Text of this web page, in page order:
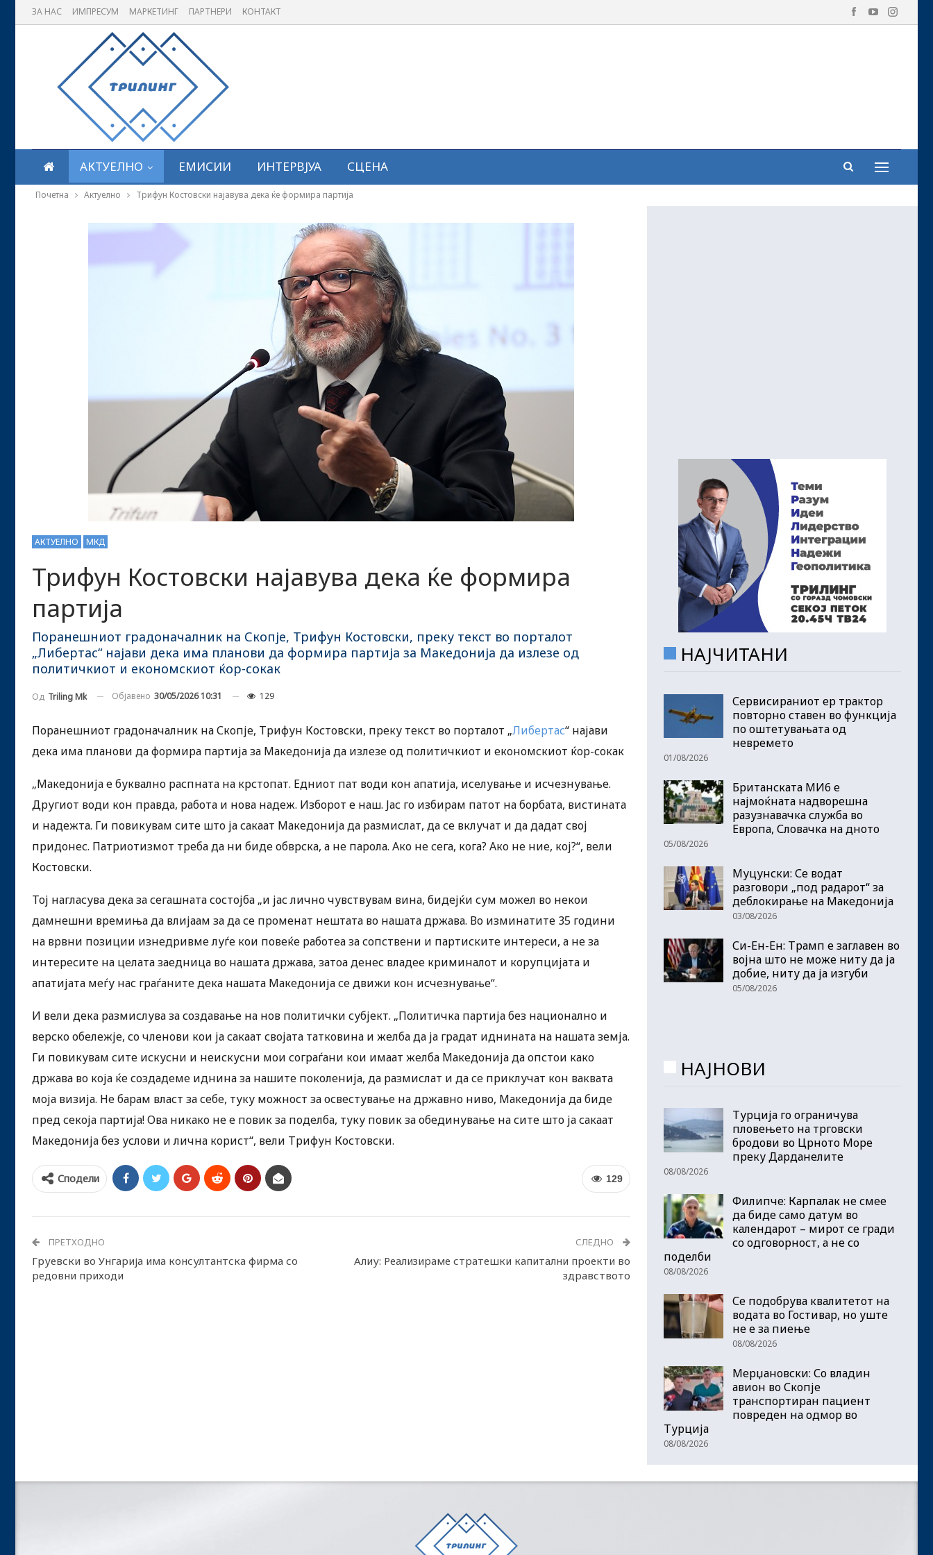
ЗА НАС ИМПРЕСУМ МАРКЕТИНГ ПАРТНЕРИ КОНТАКТ
АКТУЕЛНО ЕМИСИИ ИНТЕРВЈУА СЦЕНА
Почетна Актуелно Трифун Костовски најавува дека ќе формира партија
АКТУЕЛНО МКД
Трифун Костовски најавува дека ќе формира
партија
Поранешниот градоначалник на Скопје, Трифун Костовски, преку текст во порталот
„Либертас“ најави дека има планови да формира партија за Македонија да излезе од
политичкиот и економскиот ќор-сокак
Од Triling Mk Објавено 30/05/2026 10:31 129
Поранешниот градоначалник на Скопје, Трифун Костовски, преку текст во порталот „Либертас“ најави
дека има планови да формира партија за Македонија да излезе од политичкиот и економскиот ќор-сокак
„Македонија е буквално распната на крстопат. Едниот пат води кон апатија, иселување и исчезнување.
Другиот води кон правда, работа и нова надеж. Изборот е наш. Јас го избирам патот на борбата, вистината
и надежта. Ги повикувам сите што ја сакаат Македонија да размислат, да се вклучат и да дадат свој
придонес. Патриотизмот треба да ни биде обврска, а не парола. Ако не сега, кога? Ако не ние, кој?“, вели
Костовски.
Тој нагласува дека за сегашната состојба „и јас лично чувствувам вина, бидејќи сум можел во некои
дамнешни времиња да влијаам за да се променат нештата во нашата држава. Во изминатите 35 години
на врвни позиции изнедривме луѓе кои повеќе работеа за сопствени и партиските интереси, а не за
интересите на целата заедница во нашата држава, затоа денес владее криминалот и корупцијата и
апатијата меѓу нас граѓаните дека нашата Македонија се движи кон исчезнување“.
И вели дека размислува за создавање на нов политички субјект. „Политичка партија без национално и
верско обележје, со членови кои ја сакаат својата татковина и желба да ја градат иднината на нашата земја.
Ги повикувам сите искусни и неискусни мои сограѓани кои имаат желба Македонија да опстои како
држава во која ќе создадеме иднина за нашите поколенија, да размислат и да се приклучат кон ваквата
моја визија. Не барам власт за себе, туку можност за освестување на државно ниво, Македонија да биде
пред секоја партија! Ова никако не е повик за поделба, туку повик за обединување на сите што ја сакаат
Македонија без услови и лична корист“, вели Трифун Костовски.
129
Сподели
ПРЕТХОДНО
Груевски во Унгарија има консултантска фирма со
редовни приходи
СЛЕДНО
Алиу: Реализираме стратешки капитални проекти во
здравството
НАЈЧИТАНИ
Сервисираниот ер трактор
повторно ставен во функција
по оштетувањата од
невремето
01/08/2026
Британската МИ6 е
најмоќната надворешна
разузнавачка служба во
Европа, Словачка на дното
05/08/2026
Муцунски: Се водат
разговори „под радарот“ за
деблокирање на Македонија
03/08/2026
Си-Ен-Ен: Трамп е заглавен во
војна што не може ниту да ја
добие, ниту да ја изгуби
05/08/2026
НАЈНОВИ
Турција го ограничува
пловењето на трговски
бродови во Црното Море
преку Дарданелите
08/08/2026
Филипче: Карпалак не смее
да биде само датум во
календарот – мирот се гради
со одговорност, а не со
поделби
08/08/2026
Се подобрува квалитетот на
водата во Гостивар, но уште
не е за пиење
08/08/2026
Мерџановски: Со владин
авион во Скопје
транспортиран пациент
повреден на одмор во
Турција
08/08/2026